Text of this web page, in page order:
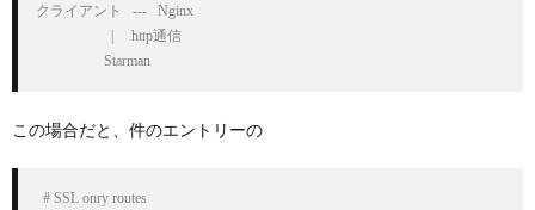
クライアント   ---   Nginx
                     |     http通信
この場合だと、件のエントリーの
  # SSL onry routes